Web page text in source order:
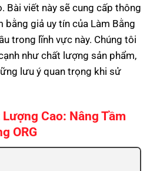
Bài viết này sẽ cung cấp thông
bằng giả uy tíncủa Làm Bằng
trong lĩnh vực này. Chúng tôi
như chất lượng sản phẩm,
lưu ý quan trọng khi sử
Cao: Nâng Tầm
ORG